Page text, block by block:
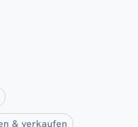
& verkaufen